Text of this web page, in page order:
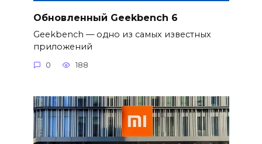
Обновленный Geekbench 6
Geekbench — одно из самых известных
приложений
0 188